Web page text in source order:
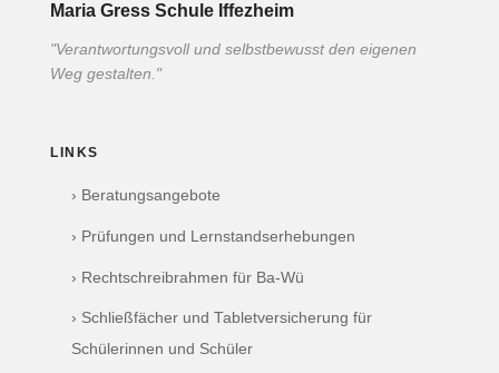
Maria Gress Schule Iffezheim
"Verantwortungsvoll und selbstbewusst den eigenen
Weg gestalten."
LINKS
› Beratungsangebote
› Prüfungen und Lernstandserhebungen
› Rechtschreibrahmen für Ba-Wü
› Schließfächer und Tabletversicherung für
Schülerinnen und Schüler